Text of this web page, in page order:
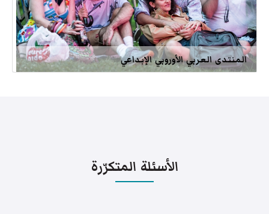
المنتدى العربي الأوروبي الإبداعي
الأسئلة المتكرّرة